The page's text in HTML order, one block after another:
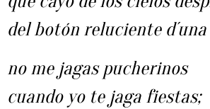
del botón reluciente
no me jagas pucherinos
cuando yo te jaga fiestas;